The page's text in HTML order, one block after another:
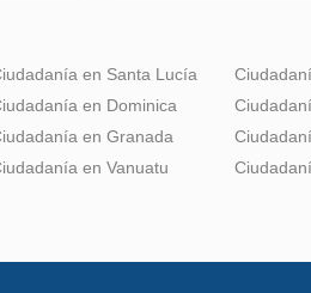
en Santa Lucía
en Dominica
en Granada
en Vanuatu